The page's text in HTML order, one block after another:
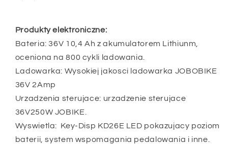
Produkty elektroniczne:
Bateria: 36V 10,4 Ah z akumulatorem Lithiunm,
oceniona na 800 cykli ladowania.
Ladowarka: Wysokiej jakosci ladowarka JOBOBIKE
36V 2Amp
Urzadzenia sterujace: urzadzenie sterujace
36V250W JOBIKE.
Wyswietla: Key-Disp KD26E LED pokazujacy poziom
baterii, system wspomagania pedalowania i inne.